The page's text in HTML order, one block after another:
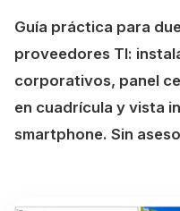
Guía práctica para
proveedores TI:
corporativos, panel
en cuadrícula y vista
smartphone. Sin